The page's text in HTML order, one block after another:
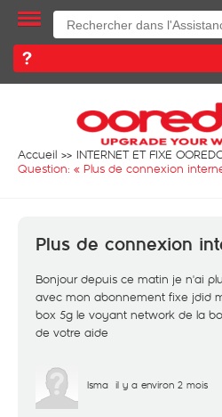
Accueil
INTERNET ET FIXE
Question: « Plus de connexion
Plus de connexion
Bonjour depuis ce matin je n'ai
avec mon abonnement fixe jdid
box 5g le voyant network de la
de votre aide
Isma il y a environ 2 mois